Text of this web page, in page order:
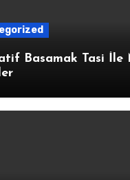
Basamak Tasi İle